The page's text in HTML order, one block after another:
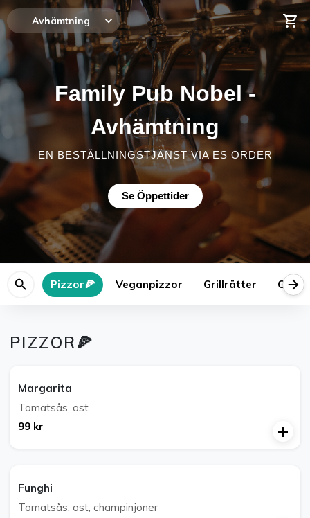
Avhämtning
Family Pub Nobel -
Avhämtning
EN BESTÄLLNINGSTJÄNST VIA ES ORDER
Se Öppettider
Pizzor🍕 Veganpizzor Grillrätter
PIZZOR🍕
Margarita
Tomatsås, ost
99 kr
Funghi
Tomatsås, ost, champinjoner